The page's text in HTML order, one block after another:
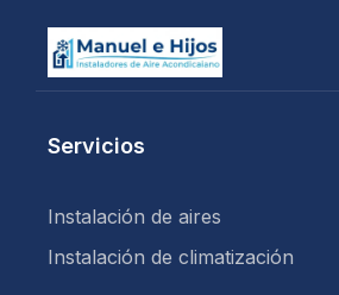
Servicios
Instalación de aires
Instalación de climatización